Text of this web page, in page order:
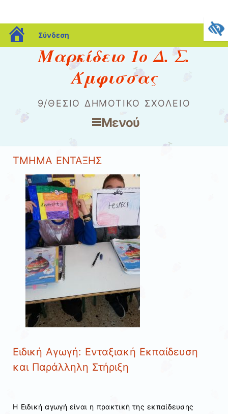
blogs.sch.gr
Σύνδεση
Μαρκίδειο 1ο Δ. Σ.
Άμφισσας
9/ΘΕΣΙΟ ΔΗΜΟΤΙΚΌ ΣΧΟΛΕΊΟ
Μενού
ΤΜΗΜΑ ΕΝΤΑΞΗΣ
Ειδική Αγωγή: Ενταξιακή Εκπαίδευση
και Παράλληλη Στήριξη
Η Ειδική αγωγή είναι η πρακτική της εκπαίδευσης